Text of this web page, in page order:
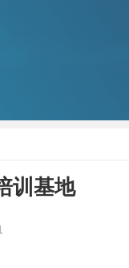
训基地